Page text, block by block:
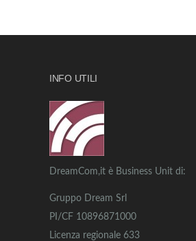
INFO UTILI
DreamCom,it è Business Unit di:
Gruppo Dream Srl
PI/CF 10896871000
Licenza regionale 633